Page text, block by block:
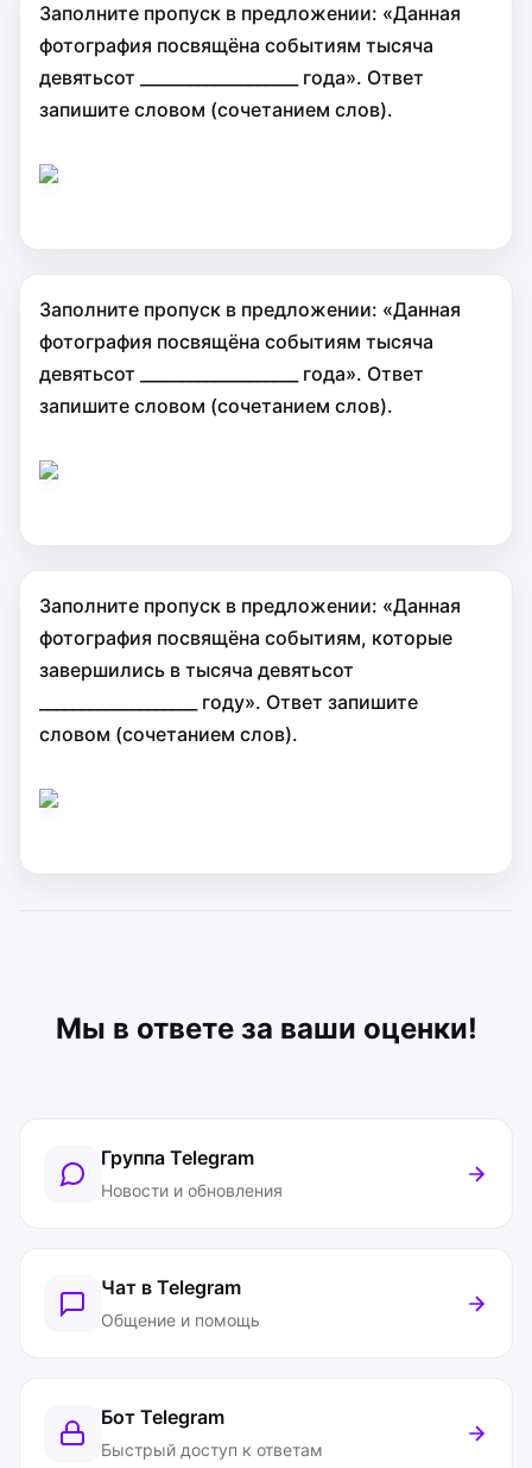
Заполните пропуск в предложении: «Данная
фотография посвящёна событиям тысяча
девятьсот ___________________ года». Ответ
запишите словом (сочетанием слов).
Заполните пропуск в предложении: «Данная
фотография посвящёна событиям тысяча
девятьсот ___________________ года». Ответ
запишите словом (сочетанием слов).
Заполните пропуск в предложении: «Данная
фотография посвящёна событиям, которые
завершились в тысяча девятьсот
___________________ году». Ответ запишите
словом (сочетанием слов).
Мы в ответе за ваши оценки!
Группа Telegram
Новости и обновления
Чат в Telegram
Общение и помощь
Бот Telegram
Быстрый доступ к ответам